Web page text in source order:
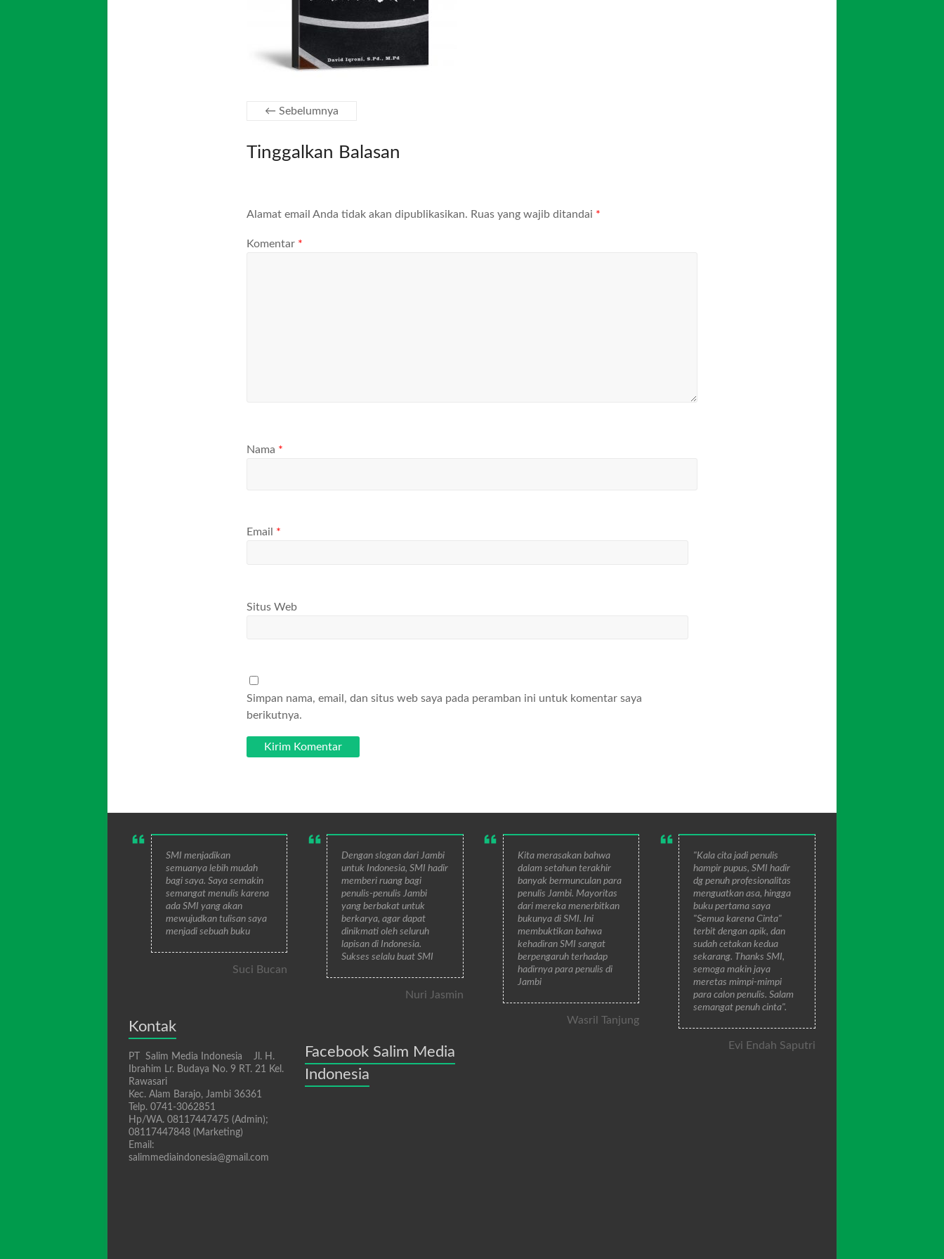
← Sebelumnya
Tinggalkan Balasan
Alamat email Anda tidak akan dipublikasikan. Ruas yang wajib ditandai *
Komentar *
Nama *
Email *
Situs Web
Simpan nama, email, dan situs web saya pada peramban ini untuk komentar saya
berikutnya.
SMI menjadikan
semuanya lebih mudah
bagi saya. Saya semakin
semangat menulis karena
ada SMI yang akan
mewujudkan tulisan saya
menjadi sebuah buku
Suci Bucan
Kontak
PT Salim Media Indonesia Jl. H.
Ibrahim Lr. Budaya No. 9 RT. 21 Kel.
Rawasari
Kec. Alam Barajo, Jambi 36361
Telp. 0741-3062851
Hp/WA. 08117447475 (Admin);
08117447848 (Marketing)
Email:
salimmediaindonesia@gmail.com
Dengan slogan dari Jambi
untuk Indonesia, SMI hadir
memberi ruang bagi
penulis-penulis Jambi
yang berbakat untuk
berkarya, agar dapat
dinikmati oleh seluruh
lapisan di Indonesia.
Sukses selalu buat SMI
Nuri Jasmin
Facebook Salim Media
Indonesia
Kita merasakan bahwa
dalam setahun terakhir
banyak bermunculan para
penulis Jambi. Mayoritas
dari mereka menerbitkan
bukunya di SMI. Ini
membuktikan bahwa
kehadiran SMI sangat
berpengaruh terhadap
hadirnya para penulis di
Jambi
Wasril Tanjung
"Kala cita jadi penulis
hampir pupus, SMI hadir
dg penuh profesionalitas
menguatkan asa, hingga
buku pertama saya
"Semua karena Cinta"
terbit dengan apik, dan
sudah cetakan kedua
sekarang. Thanks SMI,
semoga makin jaya
meretas mimpi-mimpi
para calon penulis. Salam
semangat penuh cinta".
Evi Endah Saputri